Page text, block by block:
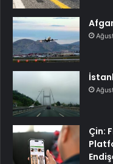
Çin: